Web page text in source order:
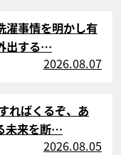
濯事情を明かし有
出する…
2026.08.07
ればくるぞ、あ
未来を断…
2026.08.05